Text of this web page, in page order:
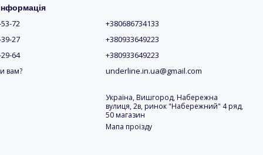
прогулянок
стануть ідеальним вибором для спортсменок, які
Сучасні тканини підлаштовуються під рухи тіла,
дня. Завдяки продуманому крою та еластичним
використання.
72
27
64
вам?
+380686734133
+380933649223
+380933649223
underline.in.ua@gmail.com
Україна, Вишгород, Набережна
вулиця, 2в, ринок "Набережний" 4 ряд,
50 магазин
Мапа проїзду